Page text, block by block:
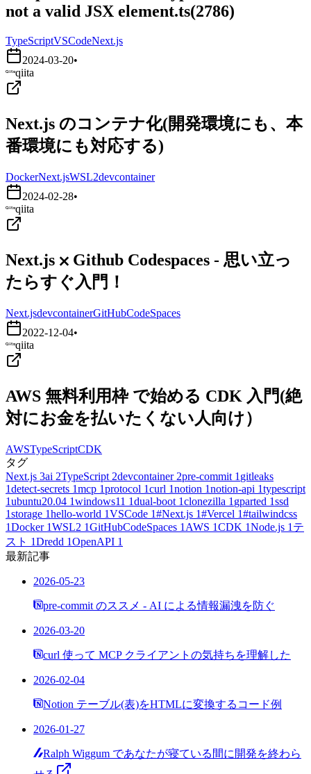
not a valid JSX element.ts(2786)
TypeScriptVSCodeNext.js
2024-03-20•
qiita
Next.js のコンテナ化(開発環境にも、本
番環境にも対応する)
DockerNext.jsWSL2devcontainer
2024-02-28•
qiita
Next.js ⨉ Github Codespaces - 思い立っ
たらすぐ入門！
Next.jsdevcontainerGitHubCodeSpaces
2022-12-04•
qiita
AWS 無料利用枠 で始める CDK 入門(絶
対にお金を払いたくない人向け）
AWSTypeScriptCDK
タグ
Next.js 3ai 2TypeScript 2devcontainer 2pre-commit 1 gitleaks
1detect-secrets 1mcp 1protocol 1curl 1notion 1notion-api 1typescript
1ubuntu20.04 1windows11 1dual-boot 1clonezilla 1 gparted 1ssd
1storage 1hello-world 1VSCode 1#Next.js 1#Vercel 1#tailwindcss
1Docker 1WSL2 1GitHubCodeSpaces 1 AWS 1CDK 1Node.js 1 テ
スト 1Dredd 1OpenAPI 1
最新記事
2026-05-23
pre-commit のススメ - AI による情報漏洩を防ぐ
2026-03-20
curl 使って MCP クライアントの気持ちを理解した
2026-02-04
Notion テーブル(表)をHTMLに変換するコード例
2026-01-27
Ralph Wiggum であなたが寝ている間に開発を終わら